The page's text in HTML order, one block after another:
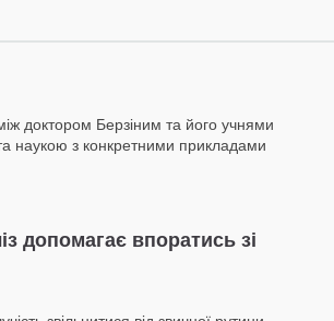
доктором Берзіним та його учнями
наукою з конкретними прикладами
допомагає впоратись зі